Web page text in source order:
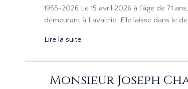
1955-2026 Le 15 avril 2026 à l’âge de 71
demeurant à Lavaltrie. Elle laisse dans le
Lire la suite
Monsieur Joseph